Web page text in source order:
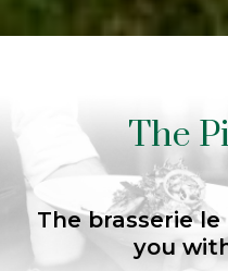
The
The brasserie
you